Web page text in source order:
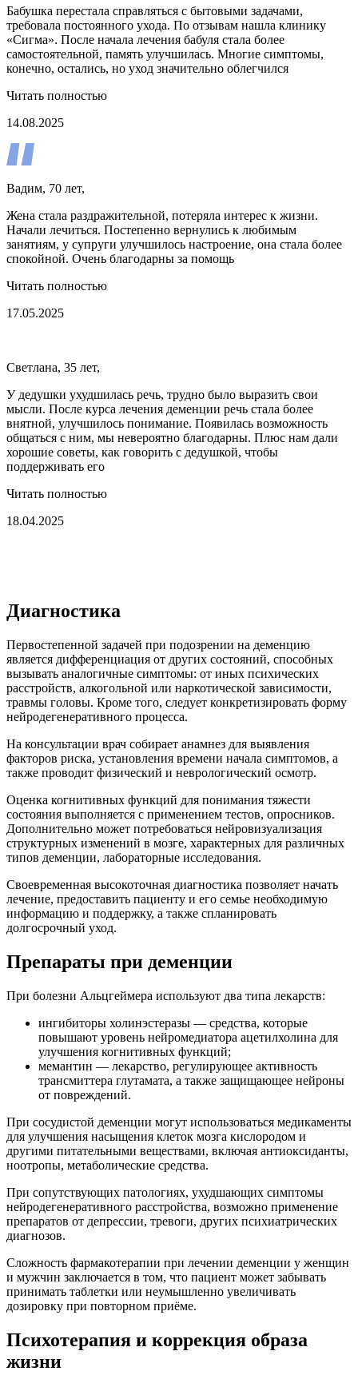
Бабушка перестала справляться с бытовыми задачами,
требовала постоянного ухода. По отзывам нашла клинику
«Сигма». После начала лечения бабуля стала более
самостоятельной, память улучшилась. Многие симптомы,
конечно, остались, но уход значительно облегчился
Читать полностью
14.08.2025
Вадим, 70 лет,
Жена стала раздражительной, потеряла интерес к жизни.
Начали лечиться. Постепенно вернулись к любимым
занятиям, у супруги улучшилось настроение, она стала более
спокойной. Очень благодарны за помощь
Читать полностью
17.05.2025
Светлана, 35 лет,
У дедушки ухудшилась речь, трудно было выразить свои
мысли. После курса лечения деменции речь стала более
внятной, улучшилось понимание. Появилась возможность
общаться с ним, мы невероятно благодарны. Плюс нам дали
хорошие советы, как говорить с дедушкой, чтобы
поддерживать его
Читать полностью
18.04.2025
Диагностика
Первостепенной задачей при подозрении на деменцию
является дифференциация от других состояний, способных
вызывать аналогичные симптомы: от иных психических
расстройств, алкогольной или наркотической зависимости,
травмы головы. Кроме того, следует конкретизировать форму
нейродегенеративного процесса.
На консультации врач собирает анамнез для выявления
факторов риска, установления времени начала симптомов, а
также проводит физический и неврологический осмотр.
Оценка когнитивных функций для понимания тяжести
состояния выполняется с применением тестов, опросников.
Дополнительно может потребоваться нейровизуализация
структурных изменений в мозге, характерных для различных
типов деменции, лабораторные исследования.
Своевременная высокоточная диагностика позволяет начать
лечение, предоставить пациенту и его семье необходимую
информацию и поддержку, а также спланировать
долгосрочный уход.
Препараты при деменции
При болезни Альцгеймера используют два типа лекарств:
ингибиторы холинэстеразы — средства, которые
повышают уровень нейромедиатора ацетилхолина для
улучшения когнитивных функций;
мемантин — лекарство, регулирующее активность
трансмиттера глутамата, а также защищающее нейроны
от повреждений.
При сосудистой деменции могут использоваться медикаменты
для улучшения насыщения клеток мозга кислородом и
другими питательными веществами, включая антиоксиданты,
ноотропы, метаболические средства.
При сопутствующих патологиях, ухудшающих симптомы
нейродегенеративного расстройства, возможно применение
препаратов от депрессии, тревоги, других психиатрических
диагнозов.
Сложность фармакотерапии при лечении деменции у женщин
и мужчин заключается в том, что пациент может забывать
принимать таблетки или неумышленно увеличивать
дозировку при повторном приёме.
Психотерапия и коррекция образа
жизни